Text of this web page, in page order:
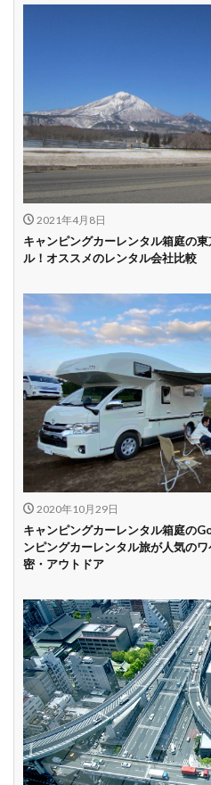
駅配車あり 多言語対
配車サービスあり
マイカー預
り
ビジネス利用 カップル
貸し出しオプショ
ン充実
新車多数
試乗プラン有り
キャンペ
中
学割 早割
2021年4月8日
キャンピングカーレンタル箱庭の
ル！オススメのレンタル会社比較
2020年10月29日
キャンピングカーレンタル箱庭の
ンピングカーレンタル旅が人気の
密・アウトドア